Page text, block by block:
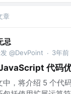
章
忌
@DevPoint · 3年前
代码
中，将介绍 5 个代